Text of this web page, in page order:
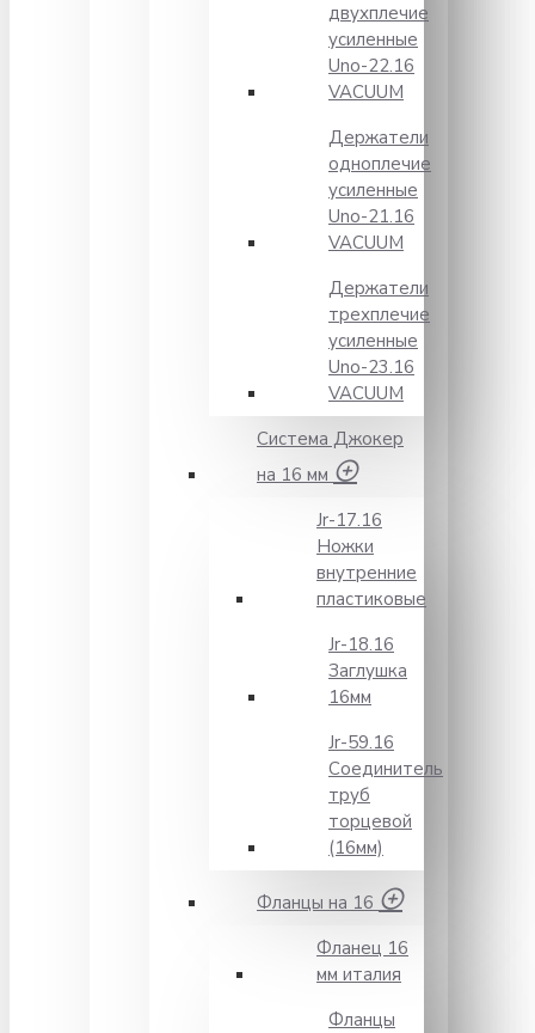
двухплечие
усиленные
Unо-22.16
VACUUM
Держатели
одноплечие
усиленные
Uno-21.16
VACUUM
Держатели
трехплечие
усиленные
Unо-23.16
VACUUM
Система Джокер
на 16 мм
Jr-17.16
Ножки
внутренние
пластиковые
Jr-18.16
Заглушка
16мм
Jr-59.16
Соединитель
труб
торцевой
(16мм)
Фланцы на 16
Фланец 16
мм италия
Фланцы